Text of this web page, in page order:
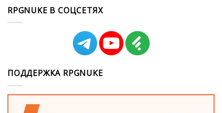
RPGNUKE В СОЦСЕТЯХ
ПОДДЕРЖКА RPGNUKE